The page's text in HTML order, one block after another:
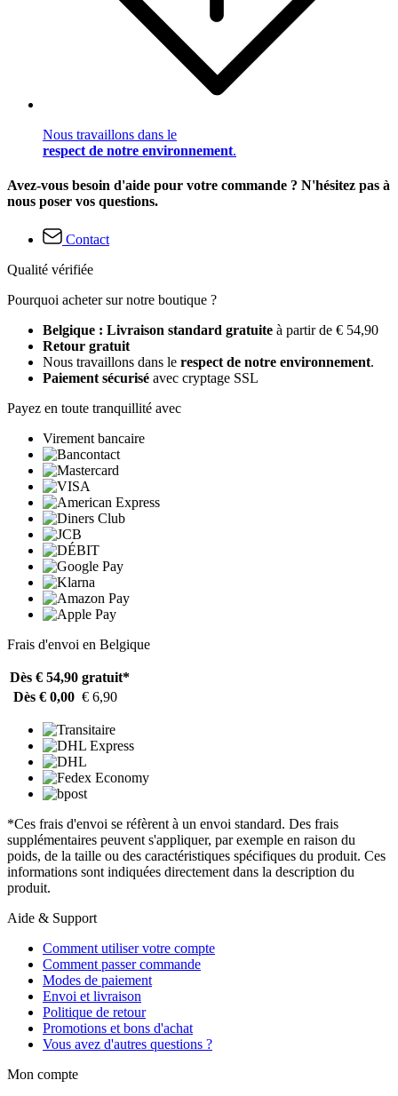
Nous travaillons dans le
respect de notre environnement.
Avez-vous besoin d'aide pour votre commande ? N'hésitez pas à
nous poser vos questions.
Contact
Qualité vérifiée
Pourquoi acheter sur notre boutique ?
Belgique : Livraison standard gratuite à partir de € 54,90
Retour gratuit
Nous travaillons dans le respect de notre environnement.
Paiement sécurisé avec cryptage SSL
Payez en toute tranquillité avec
Virement bancaire
Frais d'envoi en Belgique
Dès € 54,90 gratuit*
Dès € 0,00 € 6,90
*Ces frais d'envoi se réfèrent à un envoi standard. Des frais
supplémentaires peuvent s'appliquer, par exemple en raison du
poids, de la taille ou des caractéristiques spécifiques du produit. Ces
informations sont indiquées directement dans la description du
produit.
Aide & Support
Comment utiliser votre compte
Comment passer commande
Modes de paiement
Envoi et livraison
Politique de retour
Promotions et bons d'achat
Vous avez d'autres questions ?
Mon compte